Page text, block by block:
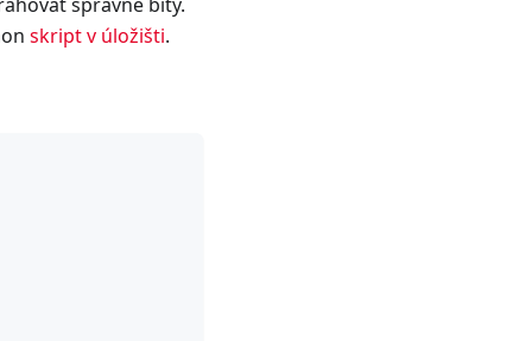
správné bity.
skript v úložišti.